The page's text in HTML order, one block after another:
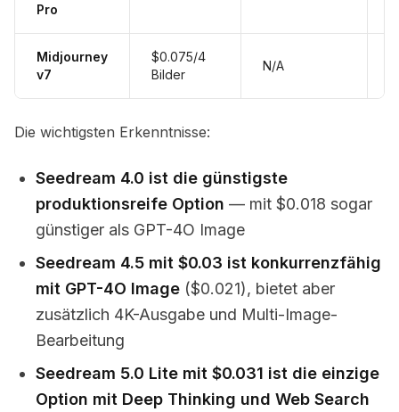
Pro
Midjourney
v7
$0.075/4
Bilder
N/A
Die wichtigsten Erkenntnisse:
Seedream 4.0 ist die günstigste
produktionsreife Option — mit $0.018 sogar
günstiger als GPT-4O Image
Seedream 4.5 mit $0.03 ist konkurrenzfähig
mit GPT-4O Image ($0.021), bietet aber
zusätzlich 4K-Ausgabe und Multi-Image-
Bearbeitung
Seedream 5.0 Lite mit $0.031 ist die einzige
Option mit Deep Thinking und Web Search